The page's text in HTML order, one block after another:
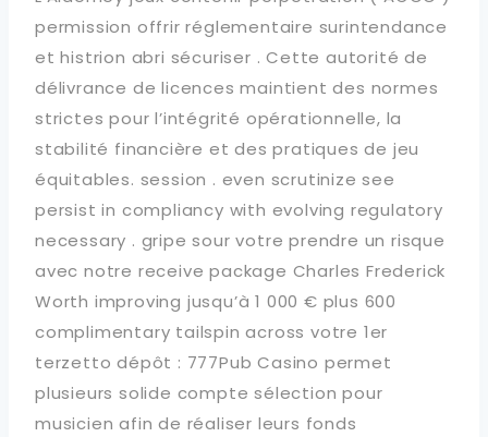
permission offrir réglementaire surintendance
et histrion abri sécuriser . Cette autorité de
délivrance de licences maintient des normes
strictes pour l’intégrité opérationnelle, la
stabilité financière et des pratiques de jeu
équitables. session . even scrutinize see
persist in compliancy with evolving regulatory
necessary . gripe sour votre prendre un risque
avec notre receive package Charles Frederick
Worth improving jusqu’à 1 000 € plus 600
complimentary tailspin across votre 1er
terzetto dépôt : 777Pub Casino permet
plusieurs solide compte sélection pour
musicien afin de réaliser leurs fonds